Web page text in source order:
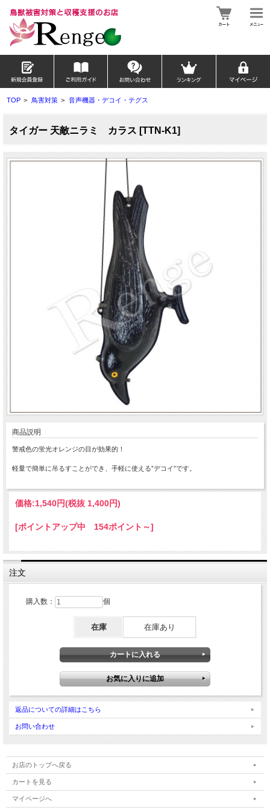
TOP > 鳥害対策 > 音声機器・デコイ・テグス
タイガー 天敵ニラミ カラス [TTN-K1]
商品説明
警戒色の蛍光オレンジの目が効果的！
軽量で簡単に吊るすことができ、手軽に使える”デコイ”です。
価格:1,540円(税抜 1,400円)
[ポイントアップ中 154ポイント～]
注文
購入数： 個
在庫 在庫あり
返品についての詳細はこちら
お問い合わせ
お店のトップへ戻る
カートを見る
マイページへ